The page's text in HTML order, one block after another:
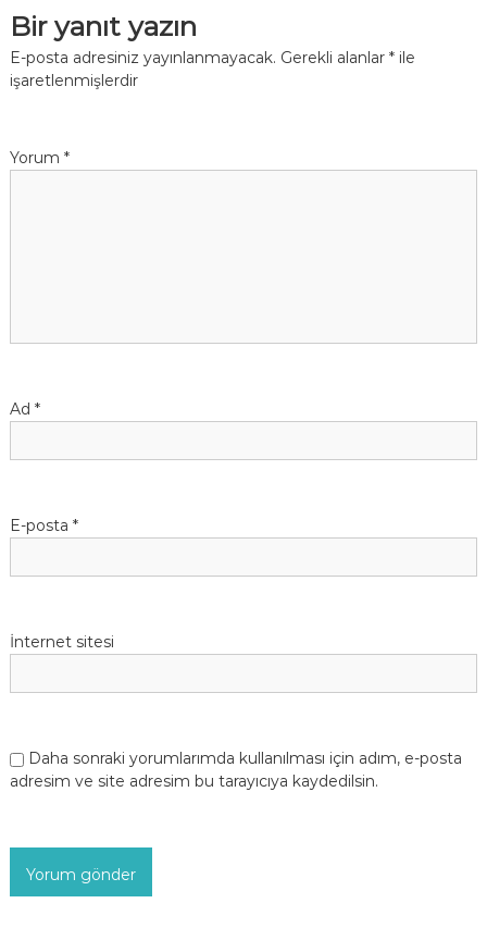
Bir yanıt yazın
E-posta adresiniz yayınlanmayacak. Gerekli alanlar *ile
işaretlenmişlerdir
Yorum *
Ad *
E-posta *
İnternet sitesi
Daha sonraki yorumlarımda kullanılması için adım, e-posta
adresim ve site adresim bu tarayıcıya kaydedilsin.